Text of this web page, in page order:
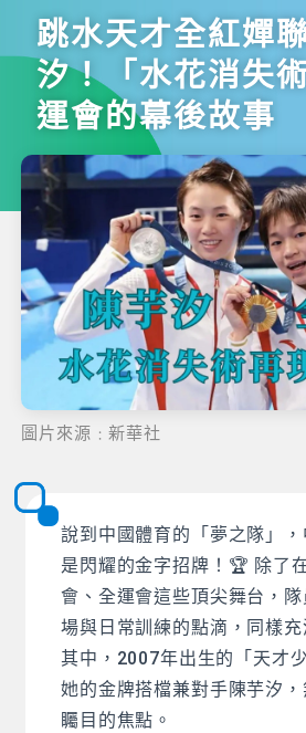
跳水天才全紅嬋
汐！「水花消失
運會的幕後故事
圖片來源﹕新華社
說到中國體育的「夢之隊」
是閃耀的金字招牌！🏆 除了
會、全運會這些頂尖舞台，
場與日常訓練的點滴，同樣充
其中，2007年出生的「天才
她的金牌搭檔兼對手陳芋汐
矚目的焦點。